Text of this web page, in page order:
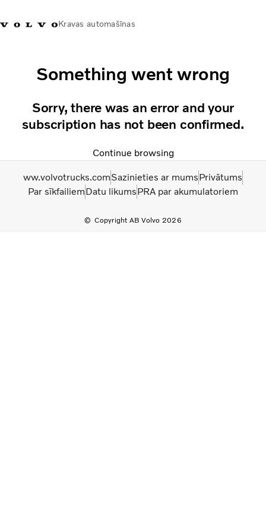
Kravas automašīnas
Transporta risinājumi
Kravas automašīnas
Pakalpojumi
Jaunumi
Par mums
Sazināties ar mums
Something went wrong
Sorry, there was an error and your
subscription has not been confirmed.
Continue browsing
Copyright AB Volvo 2026
ww.volvotrucks.comSazinieties ar mumsPrivātums
Par sīkfailiemDatu likumsPRA par akumulatoriem